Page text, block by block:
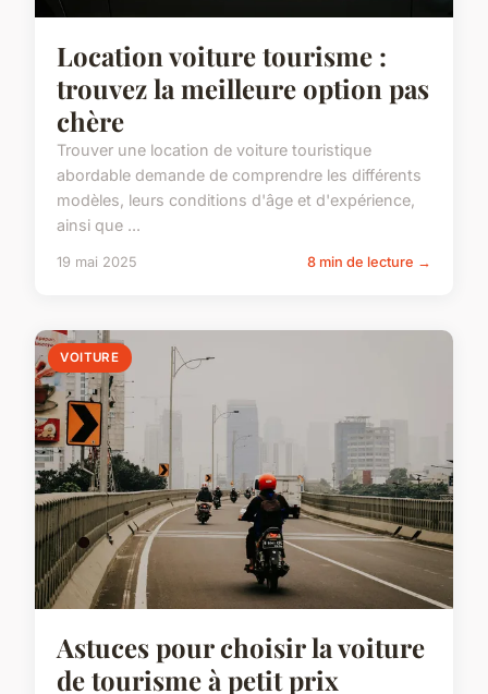
Location voiture tourisme :
trouvez la meilleure option pas
chère
Trouver une location de voiture touristique
abordable demande de comprendre les différents
modèles, leurs conditions d'âge et d'expérience,
ainsi que ...
19 mai 2025 8 min de lecture →
VOITURE
Astuces pour choisir la voiture
de tourisme à petit prix